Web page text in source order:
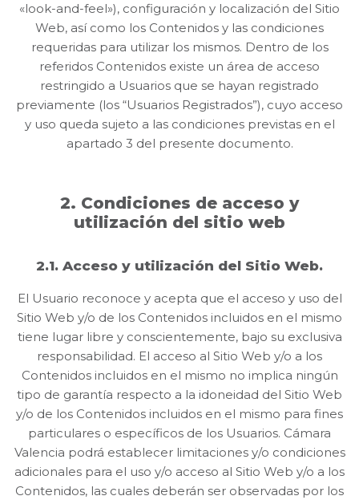
«look-and-feel»), configuración y localización del Sitio
Web, así como los Contenidos y las condiciones
requeridas para utilizar los mismos. Dentro de los
referidos Contenidos existe un área de acceso
restringido a Usuarios que se hayan registrado
previamente (los “Usuarios Registrados”), cuyo acceso
y uso queda sujeto a las condiciones previstas en el
apartado 3 del presente documento.
2. Condiciones de acceso y
utilización del sitio web
2.1. Acceso y utilización del Sitio Web.
El Usuario reconoce y acepta que el acceso y uso del
Sitio Web y/o de los Contenidos incluidos en el mismo
tiene lugar libre y conscientemente, bajo su exclusiva
responsabilidad. El acceso al Sitio Web y/o a los
Contenidos incluidos en el mismo no implica ningún
tipo de garantía respecto a la idoneidad del Sitio Web
y/o de los Contenidos incluidos en el mismo para fines
particulares o específicos de los Usuarios. Cámara
Valencia podrá establecer limitaciones y/o condiciones
adicionales para el uso y/o acceso al Sitio Web y/o a los
Contenidos, las cuales deberán ser observadas por los